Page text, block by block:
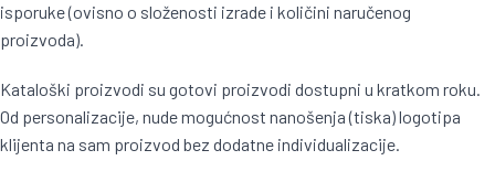
isporuke (ovisno o složenosti izrade i količini naručenog
proizvoda).
Kataloški proizvodi su gotovi proizvodi dostupni u kratkom roku.
Od personalizacije, nude mogućnost nanošenja (tiska) logotipa
klijenta na sam proizvod bez dodatne individualizacije.